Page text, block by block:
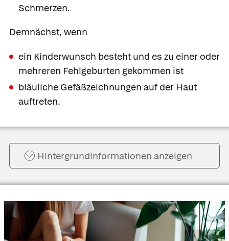
Schmerzen.
Demnächst, wenn
ein Kinderwunsch besteht und es zu einer oder
mehreren Fehlgeburten gekommen ist
bläuliche Gefäßzeichnungen auf der Haut
auftreten.
Hintergrund­informationen anzeigen